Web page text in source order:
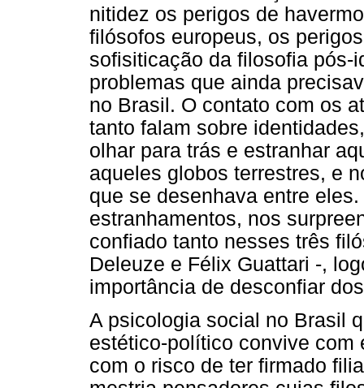
nitidez os perigos de
filósofos europeus, os
sofisiticação da filosofia pós-
problemas que ainda
no Brasil. O contato com os
tanto falam sobre
olhar para trás e estranhar
aqueles globos terrestres, e
que se desenhava entre
estranhamentos, nos
confiado tanto nesses três
Deleuze e Félix Guattari -,
importância de desconfiar
A psicologia social no Brasil
estético-político convive com
com o risco de ter firmado